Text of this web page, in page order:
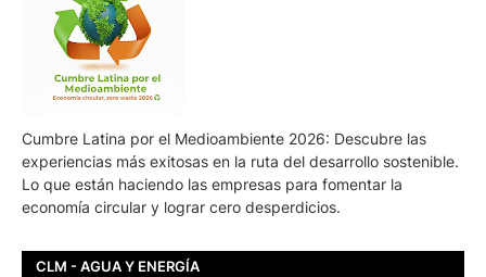
Cumbre Latina por el Medioambiente 2026: Descubre las
experiencias más exitosas en la ruta del desarrollo sostenible.
Lo que están haciendo las empresas para fomentar la
economía circular y lograr cero desperdicios.
CLM - AGUA Y ENERGÍA